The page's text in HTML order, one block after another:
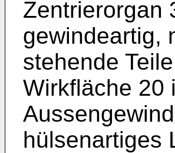
Zentrierorgan
gewindeartig,
stehende
Wirkfläche 20
hülsenartiges